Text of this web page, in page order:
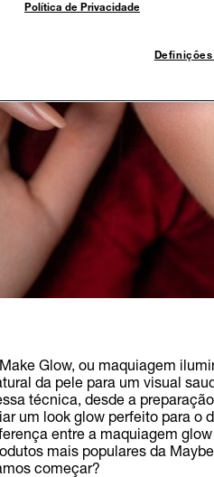
Glow, ou maquiagem
da pele para um visual
técnica, desde a
um look glow perfeito para o
entre a maquiagem
mais populares da
começar?
Política de Privacidade